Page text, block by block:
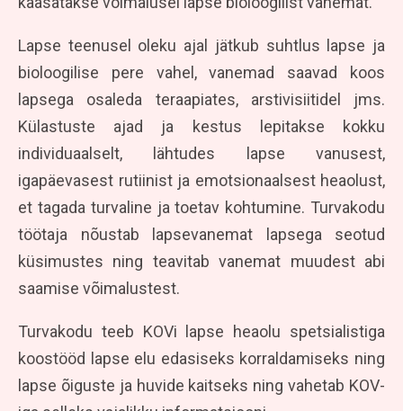
Lapse teenusel oleku ajal jätkub suhtlus lapse ja
bioloogilise pere vahel, vanemad saavad koos
lapsega osaleda teraapiates, arstivisiitidel jms.
Külastuste ajad ja kestus lepitakse kokku
individuaalselt, lähtudes lapse vanusest,
igapäevasest rutiinist ja emotsionaalsest heaolust,
et tagada turvaline ja toetav kohtumine. Turvakodu
töötaja nõustab lapsevanemat lapsega seotud
küsimustes ning teavitab vanemat muudest abi
saamise võimalustest.
Turvakodu teeb KOVi lapse heaolu spetsialistiga
koostööd lapse elu edasiseks korraldamiseks ning
lapse õiguste ja huvide kaitseks ning vahetab KOV-